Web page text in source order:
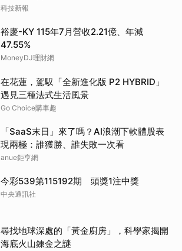
科技新報
裕慶-KY 115年7月營收2.21億、年減
47.55%
MoneyDJ理財網
在花蓮，駕馭「全新進化版 P2 HYBRID」
遇見三種法式生活風景
Go Choice購車趣
「SaaS末日」來了嗎？AI浪潮下軟體股表
現兩極：誰獲勝、誰失敗一次看
anue鉅亨網
今彩539第115192期 頭獎1注中獎
中央通訊社
尋找地球深處的「黃金廚房」，科學家揭開
海底火山鍊金之謎